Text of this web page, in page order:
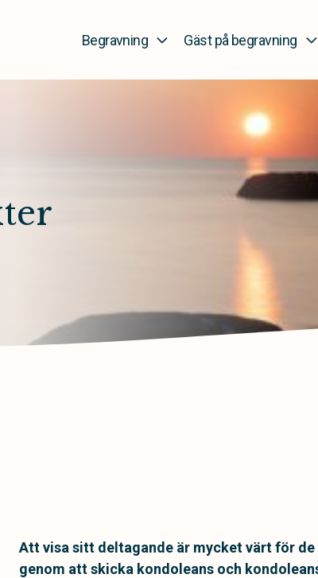
Begravning Gäst på begravning
Att visa sitt deltagande är mycket värt för
genom att skicka kondoleans och